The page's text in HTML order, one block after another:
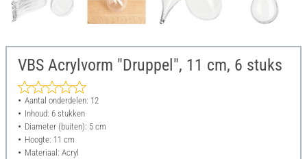
VBS Acrylvorm "Druppel", 11 cm, 6 stuks
Aantal onderdelen: 12
Inhoud: 6 stukken
Diameter (buiten): 5 cm
Hoogte: 11 cm
Materiaal: Acryl